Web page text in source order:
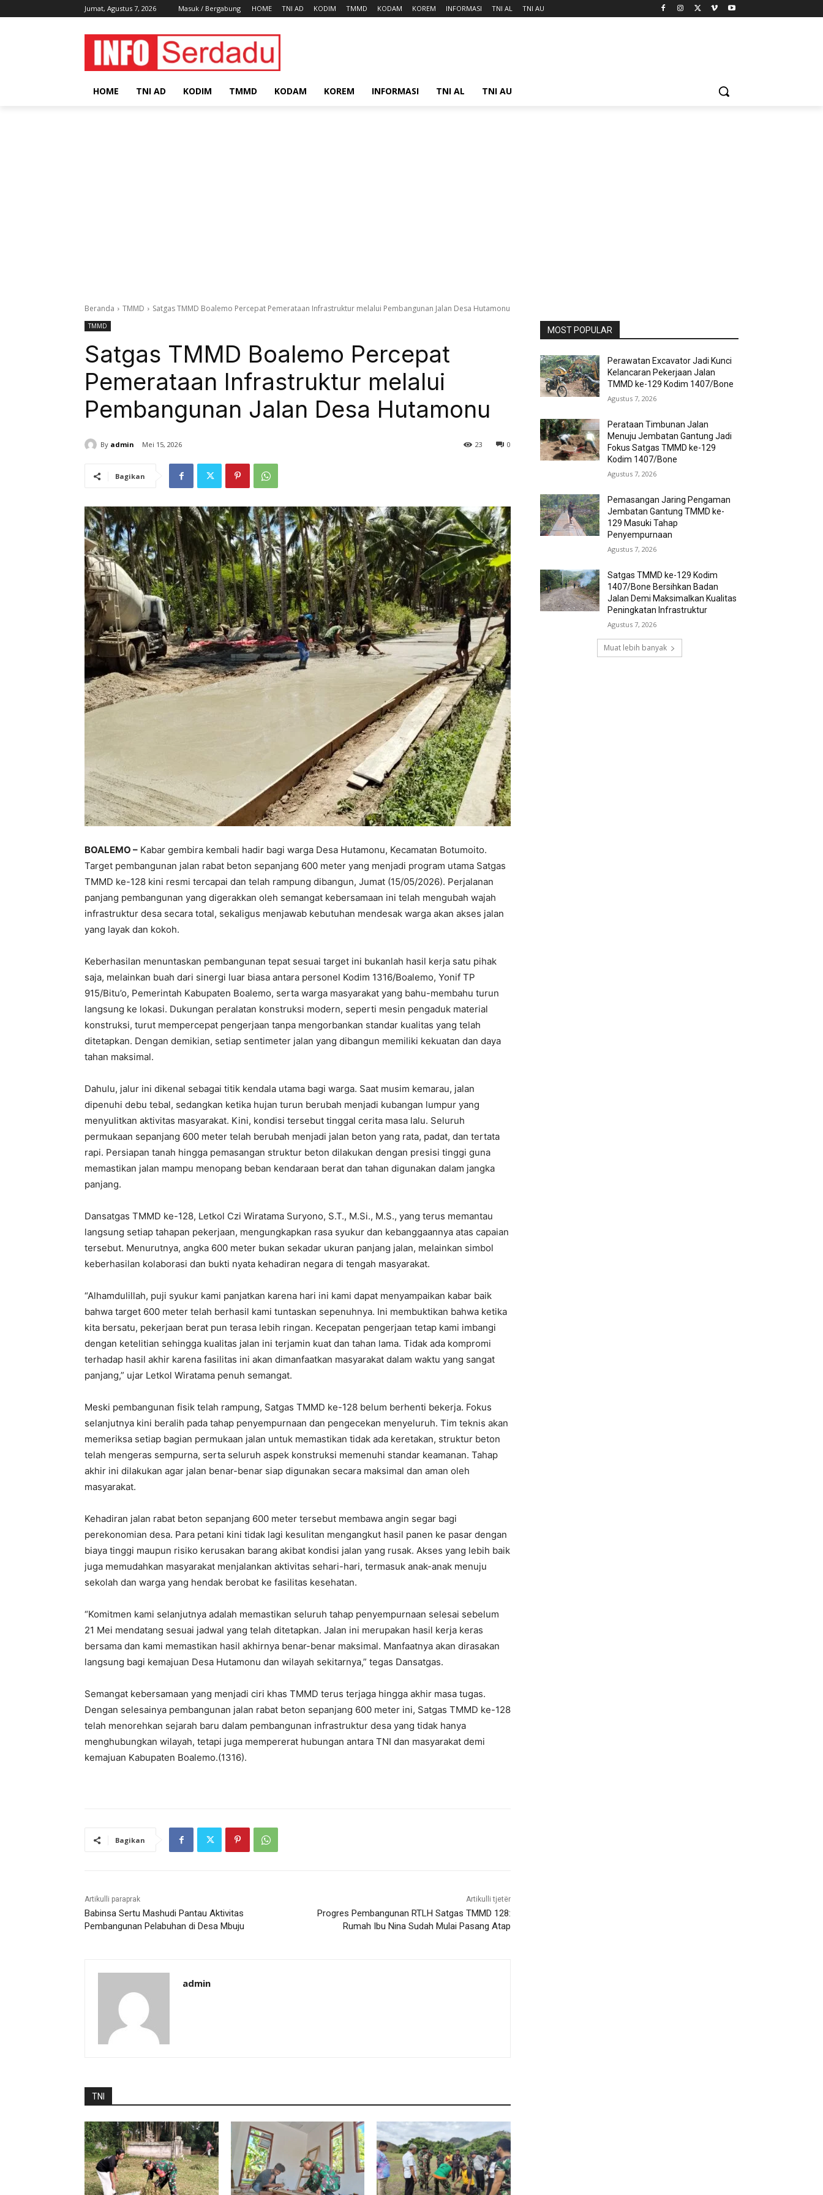
Jumat, Agustus 7, 2026 Masuk / Bergabung HOME TNI AD KODIM TMMD KODAM KOREM INFORMASI TNI AL TNI AU
HOME TNI AD KODIM TMMD KODAM KOREM INFORMASI TNI AL TNI AU
Beranda TMMD Satgas TMMD Boalemo Percepat Pemerataan Infrastruktur melalui Pembangunan Jalan Desa Hutamonu
TMMD
Satgas TMMD Boalemo Percepat
Pemerataan Infrastruktur melalui
Pembangunan Jalan Desa Hutamonu
By admin Mei 15, 2026 0
23
Bagikan
BOALEMO – Kabar gembira kembali hadir bagi warga Desa Hutamonu, Kecamatan Botumoito.
Target pembangunan jalan rabat beton sepanjang 600 meter yang menjadi program utama Satgas
TMMD ke-128 kini resmi tercapai dan telah rampung dibangun, Jumat (15/05/2026). Perjalanan
panjang pembangunan yang digerakkan oleh semangat kebersamaan ini telah mengubah wajah
infrastruktur desa secara total, sekaligus menjawab kebutuhan mendesak warga akan akses jalan
yang layak dan kokoh.
Keberhasilan menuntaskan pembangunan tepat sesuai target ini bukanlah hasil kerja satu pihak
saja, melainkan buah dari sinergi luar biasa antara personel Kodim 1316/Boalemo, Yonif TP
915/Bitu’o, Pemerintah Kabupaten Boalemo, serta warga masyarakat yang bahu-membahu turun
langsung ke lokasi. Dukungan peralatan konstruksi modern, seperti mesin pengaduk material
konstruksi, turut mempercepat pengerjaan tanpa mengorbankan standar kualitas yang telah
ditetapkan. Dengan demikian, setiap sentimeter jalan yang dibangun memiliki kekuatan dan daya
tahan maksimal.
Dahulu, jalur ini dikenal sebagai titik kendala utama bagi warga. Saat musim kemarau, jalan
dipenuhi debu tebal, sedangkan ketika hujan turun berubah menjadi kubangan lumpur yang
menyulitkan aktivitas masyarakat. Kini, kondisi tersebut tinggal cerita masa lalu. Seluruh
permukaan sepanjang 600 meter telah berubah menjadi jalan beton yang rata, padat, dan tertata
rapi. Persiapan tanah hingga pemasangan struktur beton dilakukan dengan presisi tinggi guna
memastikan jalan mampu menopang beban kendaraan berat dan tahan digunakan dalam jangka
panjang.
Dansatgas TMMD ke-128, Letkol Czi Wiratama Suryono, S.T., M.Si., M.S., yang terus memantau
langsung setiap tahapan pekerjaan, mengungkapkan rasa syukur dan kebanggaannya atas capaian
tersebut. Menurutnya, angka 600 meter bukan sekadar ukuran panjang jalan, melainkan simbol
keberhasilan kolaborasi dan bukti nyata kehadiran negara di tengah masyarakat.
“Alhamdulillah, puji syukur kami panjatkan karena hari ini kami dapat menyampaikan kabar baik
bahwa target 600 meter telah berhasil kami tuntaskan sepenuhnya. Ini membuktikan bahwa ketika
kita bersatu, pekerjaan berat pun terasa lebih ringan. Kecepatan pengerjaan tetap kami imbangi
dengan ketelitian sehingga kualitas jalan ini terjamin kuat dan tahan lama. Tidak ada kompromi
terhadap hasil akhir karena fasilitas ini akan dimanfaatkan masyarakat dalam waktu yang sangat
panjang,” ujar Letkol Wiratama penuh semangat.
Meski pembangunan fisik telah rampung, Satgas TMMD ke-128 belum berhenti bekerja. Fokus
selanjutnya kini beralih pada tahap penyempurnaan dan pengecekan menyeluruh. Tim teknis akan
memeriksa setiap bagian permukaan jalan untuk memastikan tidak ada keretakan, struktur beton
telah mengeras sempurna, serta seluruh aspek konstruksi memenuhi standar keamanan. Tahap
akhir ini dilakukan agar jalan benar-benar siap digunakan secara maksimal dan aman oleh
masyarakat.
Kehadiran jalan rabat beton sepanjang 600 meter tersebut membawa angin segar bagi
perekonomian desa. Para petani kini tidak lagi kesulitan mengangkut hasil panen ke pasar dengan
biaya tinggi maupun risiko kerusakan barang akibat kondisi jalan yang rusak. Akses yang lebih baik
juga memudahkan masyarakat menjalankan aktivitas sehari-hari, termasuk anak-anak menuju
sekolah dan warga yang hendak berobat ke fasilitas kesehatan.
“Komitmen kami selanjutnya adalah memastikan seluruh tahap penyempurnaan selesai sebelum
21 Mei mendatang sesuai jadwal yang telah ditetapkan. Jalan ini merupakan hasil kerja keras
bersama dan kami memastikan hasil akhirnya benar-benar maksimal. Manfaatnya akan dirasakan
langsung bagi kemajuan Desa Hutamonu dan wilayah sekitarnya,” tegas Dansatgas.
Semangat kebersamaan yang menjadi ciri khas TMMD terus terjaga hingga akhir masa tugas.
Dengan selesainya pembangunan jalan rabat beton sepanjang 600 meter ini, Satgas TMMD ke-128
telah menorehkan sejarah baru dalam pembangunan infrastruktur desa yang tidak hanya
menghubungkan wilayah, tetapi juga mempererat hubungan antara TNI dan masyarakat demi
kemajuan Kabupaten Boalemo.(1316).
Bagikan
Artikulli paraprak
Babinsa Sertu Mashudi Pantau Aktivitas
Pembangunan Pelabuhan di Desa Mbuju
Artikulli tjetër
Progres Pembangunan RTLH Satgas TMMD 128:
Rumah Ibu Nina Sudah Mulai Pasang Atap
admin
TNI
MOST POPULAR
Perawatan Excavator Jadi Kunci
Kelancaran Pekerjaan Jalan
TMMD ke-129 Kodim 1407/Bone
Agustus 7, 2026
Perataan Timbunan Jalan
Menuju Jembatan Gantung Jadi
Fokus Satgas TMMD ke-129
Kodim 1407/Bone
Agustus 7, 2026
Pemasangan Jaring Pengaman
Jembatan Gantung TMMD ke-
129 Masuki Tahap
Penyempurnaan
Agustus 7, 2026
Satgas TMMD ke-129 Kodim
1407/Bone Bersihkan Badan
Jalan Demi Maksimalkan Kualitas
Peningkatan Infrastruktur
Agustus 7, 2026
Muat lebih banyak